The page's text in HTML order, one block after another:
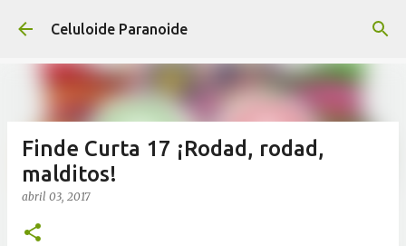
Ir al contenido principal
Celuloide Paranoide
Finde Curta 17 ¡Rodad, rodad,
malditos!
abril 03, 2017